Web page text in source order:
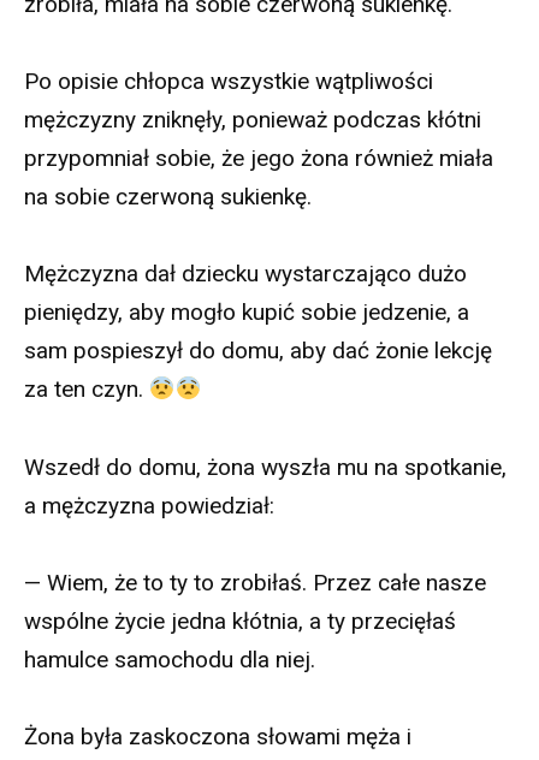
Po opisie chłopca wszystkie wątpliwości
mężczyzny zniknęły, ponieważ podczas kłótni
przypomniał sobie, że jego żona również miała
na sobie czerwoną sukienkę.
Mężczyzna dał dziecku wystarczająco dużo
pieniędzy, aby mogło kupić sobie jedzenie, a
sam pospieszył do domu, aby dać żonie lekcję
za ten czyn.
Wszedł do domu, żona wyszła mu na spotkanie,
a mężczyzna powiedział:
— Wiem, że to ty to zrobiłaś. Przez całe nasze
wspólne życie jedna kłótnia, a ty przecięłaś
hamulce samochodu dla niej.
Żona była zaskoczona słowami męża i